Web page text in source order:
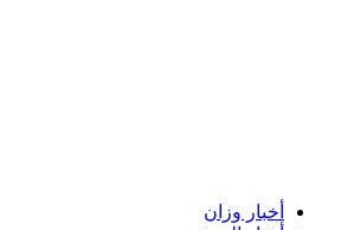
أخبار وزان